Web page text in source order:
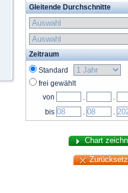
Gleitende Durchschnitte
Zeitraum
Standard
frei gewählt
von
.
.
bis
. .